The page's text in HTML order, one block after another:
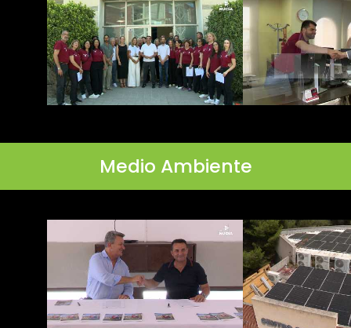
Medio Ambiente